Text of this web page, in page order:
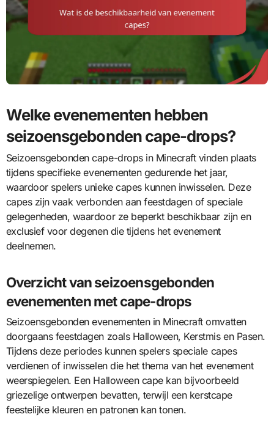
Welke evenementen hebben
seizoensgebonden cape-drops?
Seizoensgebonden cape-drops in Minecraft vinden plaats
tijdens specifieke evenementen gedurende het jaar,
waardoor spelers unieke capes kunnen inwisselen. Deze
capes zijn vaak verbonden aan feestdagen of speciale
gelegenheden, waardoor ze beperkt beschikbaar zijn en
exclusief voor degenen die tijdens het evenement
deelnemen.
Overzicht van seizoensgebonden
evenementen met cape-drops
Seizoensgebonden evenementen in Minecraft omvatten
doorgaans feestdagen zoals Halloween, Kerstmis en Pasen.
Tijdens deze periodes kunnen spelers speciale capes
verdienen of inwisselen die het thema van het evenement
weerspiegelen. Een Halloween cape kan bijvoorbeeld
griezelige ontwerpen bevatten, terwijl een kerstcape
feestelijke kleuren en patronen kan tonen.